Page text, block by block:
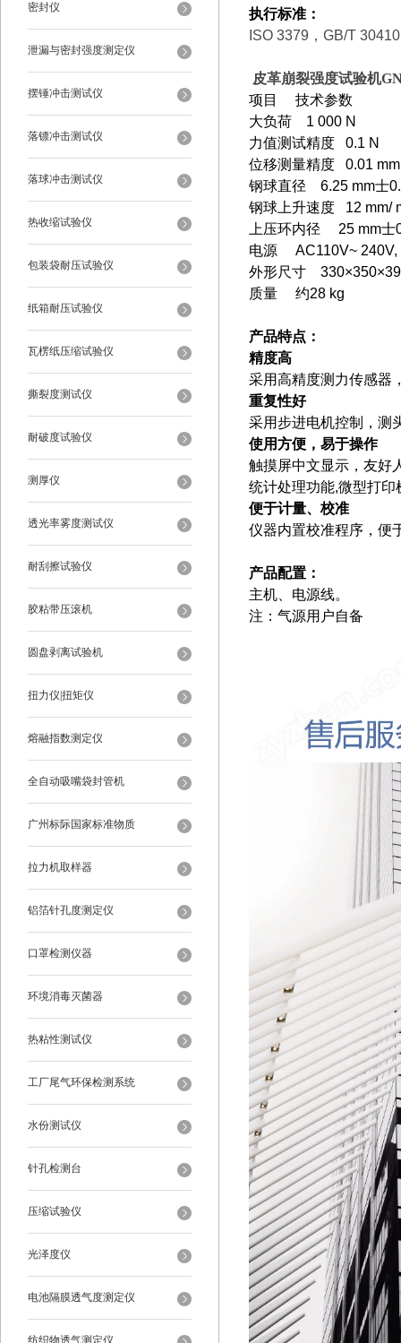
密封仪
泄漏与密封强度测定仪
摆锤冲击测试仪
落镖冲击测试仪
落球冲击测试仪
热收缩试验仪
包装袋耐压试验仪
纸箱耐压试验仪
瓦楞纸压缩试验仪
撕裂度测试仪
耐破度试验仪
测厚仪
透光率雾度测试仪
耐刮擦试验仪
胶粘带压滚机
圆盘剥离试验机
扭力仪|扭矩仪
熔融指数测定仪
全自动吸嘴袋封管机
广州标际国家标准物质
拉力机取样器
铝箔针孔度测定仪
口罩检测仪器
环境消毒灭菌器
热粘性测试仪
工厂尾气环保检测系统
水份测试仪
针孔检测台
压缩试验仪
光泽度仪
电池隔膜透气度测定仪
纺织物透气测定仪
执行标准：
ISO 3379 ，GB/T
皮革崩裂强度试验机
项目 技术参数
大负荷 1 000 N
力值测试精度 0.1 N
位移测量精度 0.01
钢球直径 6.25 mm士
钢球上升速度 12
上压环内径 25 mm
电源 AC110V~
外形尺寸
质量 约28 kg
产品特点：
精度高
采用高精度测力传感器
重复性好
采用步进电机控制，测
使用方便，易于操作
触摸屏中文显示，友好
统计处理功能,微型打
便于计量、校准
仪器内置校准程序，便
产品配置：
主机、电源线。
注：气源用户自备